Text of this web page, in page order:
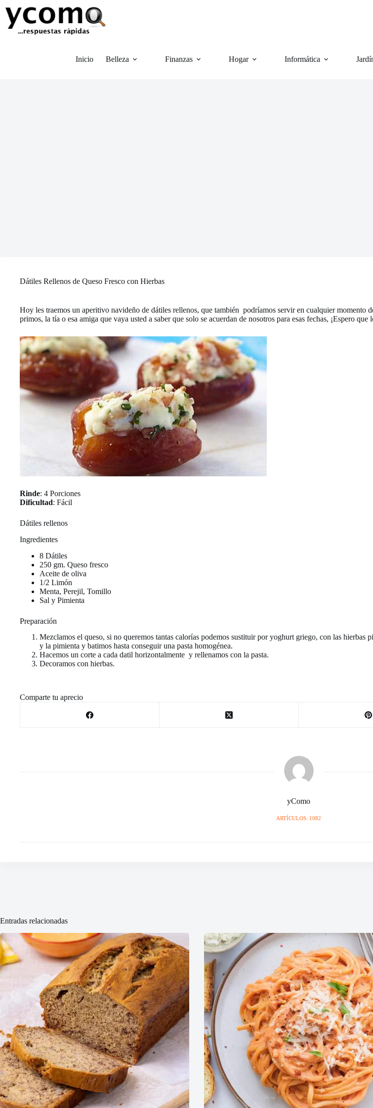
contenido
Inicio Belleza Finanzas Hogar Informática
Dátiles Rellenos de Queso Fresco con Hierbas
Hoy les traemos un aperitivo navideño de dátiles rellenos, que también podríamos servir en cualquier momento
primos, la tía o esa amiga que vaya usted a saber que solo se acuerdan de nosotros para esas fechas, ¡Espero que
Rinde: 4 Porciones
Dificultad: Fácil
Dátiles rellenos
Ingredientes
8 Dátiles
250 gm. Queso fresco
Aceite de oliva
1/2 Limón
Menta, Perejil, Tomillo
Sal y Pimienta
Preparación
Mezclamos el queso, si no queremos tantas calorías podemos sustituir por yoghurt griego, con las hierbas
y la pimienta y batimos hasta conseguir una pasta homogénea.
Hacemos un corte a cada datil horizontalmente y rellenamos con la pasta.
Decoramos con hierbas.
Comparte tu aprecio
yComo
ARTÍCULOS: 1082
Entradas relacionadas